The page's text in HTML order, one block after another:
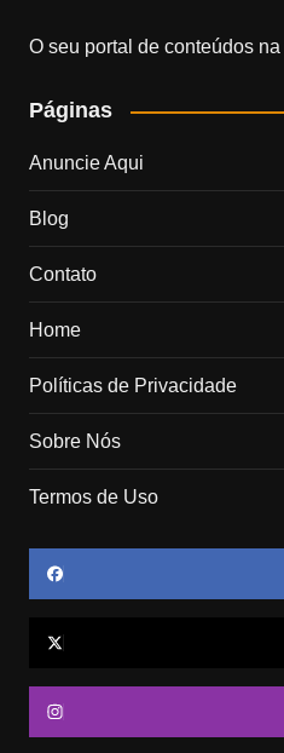
O seu portal de conteúdos na
Páginas
Anuncie Aqui
Blog
Contato
Home
Políticas de Privacidade
Sobre Nós
Termos de Uso